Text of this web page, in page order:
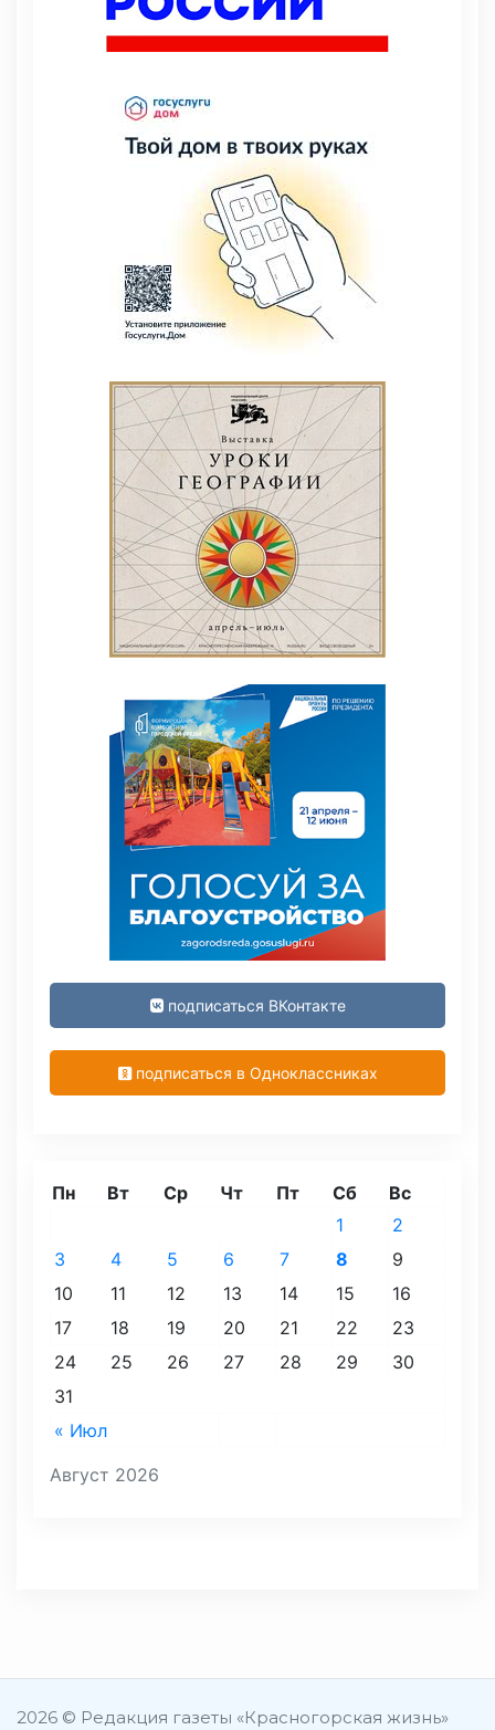
подписаться ВКонтакте
подписаться в Одноклассниках
Август 2026
Пн Вт Ср Чт Пт Сб Вс
« Июл
1
2
3
4 5 6 7 8
9
10
11 12 13 14 15
16
17
18 19 20 21 22
23
24
25 26 27 28 29
30
31
2026 © Редакция газеты «Красногорская жизнь»